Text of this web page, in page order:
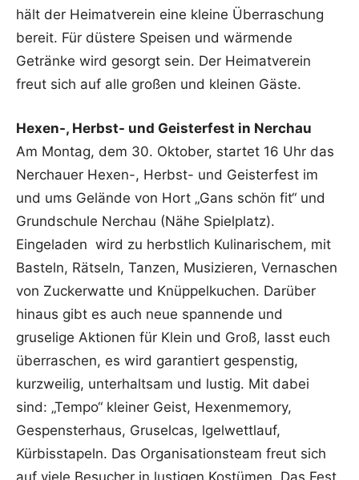
hält der Heimatverein eine kleine Überraschung
bereit. Für düstere Speisen und wärmende
Getränke wird gesorgt sein. Der Heimatverein
freut sich auf alle großen und kleinen Gäste.
Hexen-, Herbst- und Geisterfest in Nerchau
Am Montag, dem 30. Oktober, startet 16 Uhr das
Nerchauer Hexen-, Herbst- und Geisterfest im
und ums Gelände von Hort „Gans schön fit“ und
Grundschule Nerchau (Nähe Spielplatz).
Eingeladen wird zu herbstlich Kulinarischem, mit
Basteln, Rätseln, Tanzen, Musizieren, Vernaschen
von Zuckerwatte und Knüppelkuchen. Darüber
hinaus gibt es auch neue spannende und
gruselige Aktionen für Klein und Groß, lasst euch
überraschen, es wird garantiert gespenstig,
kurzweilig, unterhaltsam und lustig. Mit dabei
sind: „Tempo“ kleiner Geist, Hexenmemory,
Gespensterhaus, Gruselcas, lgelwettlauf,
Kürbisstapeln. Das Organisationsteam freut sich
auf viele Besucher in lustigen Kostümen. Das Fest